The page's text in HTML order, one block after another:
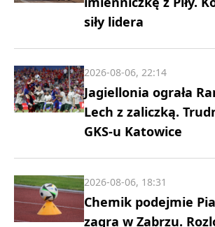
siły lidera
Jagiellonia ograła
Lech z zaliczką.
GKS-u Katowice
2026-08-06, 22:14
Chemik podejmie
zagra w Zabrzu.
2026-08-06, 18:31